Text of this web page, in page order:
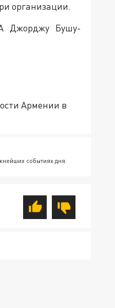
организации.
Джорджу Бушу-
Армении в
событиях дня.